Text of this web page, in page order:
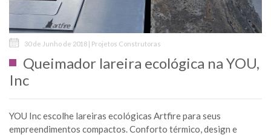
30 de Junho de 2018 | Projetos Construtoras
Queimador lareira ecológica na YOU,
Inc
YOU Inc escolhe lareiras ecológicas Artfire para seus
empreendimentos compactos. Conforto térmico, design e